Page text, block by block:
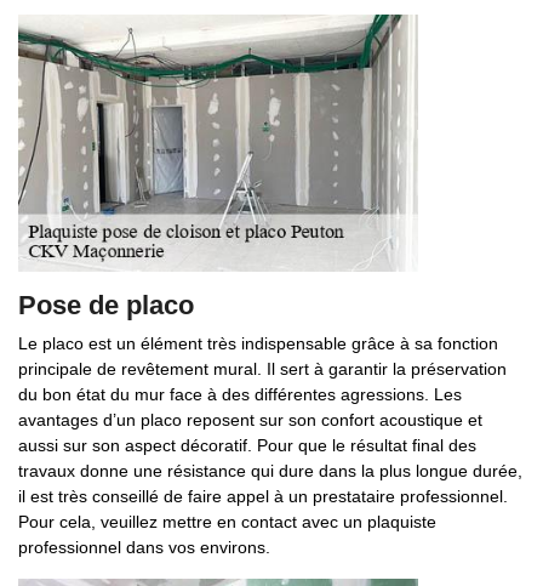
Pose de placo
Le placo est un élément très indispensable grâce à sa fonction
principale de revêtement mural. Il sert à garantir la préservation
du bon état du mur face à des différentes agressions. Les
avantages d’un placo reposent sur son confort acoustique et
aussi sur son aspect décoratif. Pour que le résultat final des
travaux donne une résistance qui dure dans la plus longue durée,
il est très conseillé de faire appel à un prestataire professionnel.
Pour cela, veuillez mettre en contact avec un plaquiste
professionnel dans vos environs.